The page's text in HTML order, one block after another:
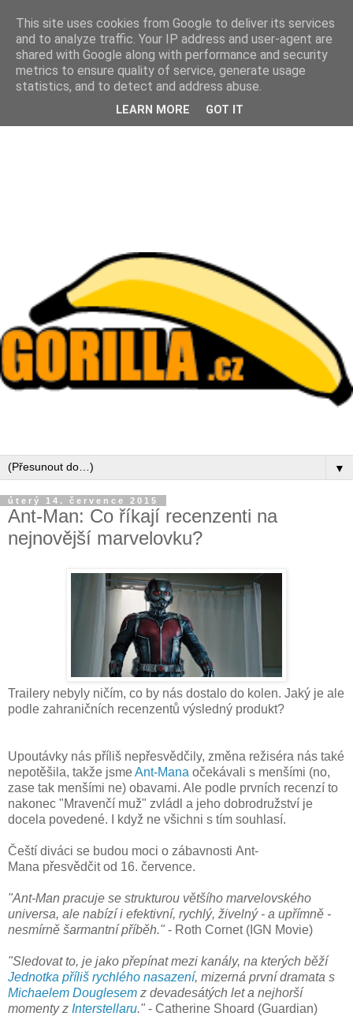
▼
úterý 14. července 2015
Ant-Man: Co říkají recenzenti na
nejnovější marvelovku?
Trailery nebyly ničím, co by nás dostalo do kolen. Jaký je ale
podle zahraničních recenzentů výsledný produkt?
Upoutávky nás příliš nepřesvědčily, změna režiséra nás také
nepotěšila, takže jsmeAnt-Mana očekávali s menšími (no,
zase tak menšími ne) obavami. Ale podle prvních recenzí to
nakonec "Mravenčí muž" zvládl a jeho dobrodružství je
docela povedené. I když ne všichni s tím souhlasí.
Čeští diváci se budou moci o zábavnosti Ant-
Mana přesvědčit od 16. července.
"Ant-Man pracuje se strukturou většího marvelovského
universa, ale nabízí i efektivní, rychlý, živelný - a upřímně -
nesmírně šarmantní příběh." - Roth Cornet (IGN Movie)
"Sledovat to, je jako přepínat mezi kanály, na kterých běží
Jednotka příliš rychlého nasazení, mizerná první dramata s
Michaelem Douglesem z devadesátých let a nejhorší
momenty z Interstellaru." - Catherine Shoard (Guardian)
This site uses cookies from Google to deliver its services
and to analyze traffic. Your IP address and user-agent are
shared with Google along with performance and security
metrics to ensure quality of service, generate usage
statistics, and to detect and address abuse.
LEARN MORE GOT IT